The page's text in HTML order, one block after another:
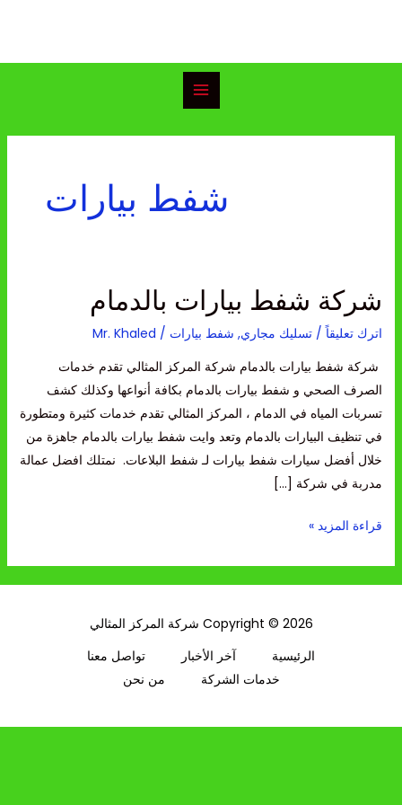
شفط بيارات
شركة شفط بيارات بالدمام
اترك تعليقاً / تسليك مجاري, شفط بيارات /
Mr. Khaled
شركة شفط بيارات بالدمام شركة المركز المثالي تقدم خدمات
الصرف الصحي و شفط بيارات بالدمام بكافة أنواعها وكذلك كشف
تسربات المياه في الدمام ، المركز المثالي تقدم خدمات كثيرة ومتطورة
في تنظيف البيارات بالدمام وتعد وايت شفط بيارات بالدمام جاهزة من
خلال أفضل سيارات شفط بيارات لـ شفط البلاعات. نمتلك افضل عمالة
مدربة في شركة […]
شركة
بيارات
بالدمام
قراءة المزيد »
Copyright © 2026 شركة المركز المثالي
الرئيسية
آخر الأخبار
تواصل معنا
خدمات الشركة
من نحن